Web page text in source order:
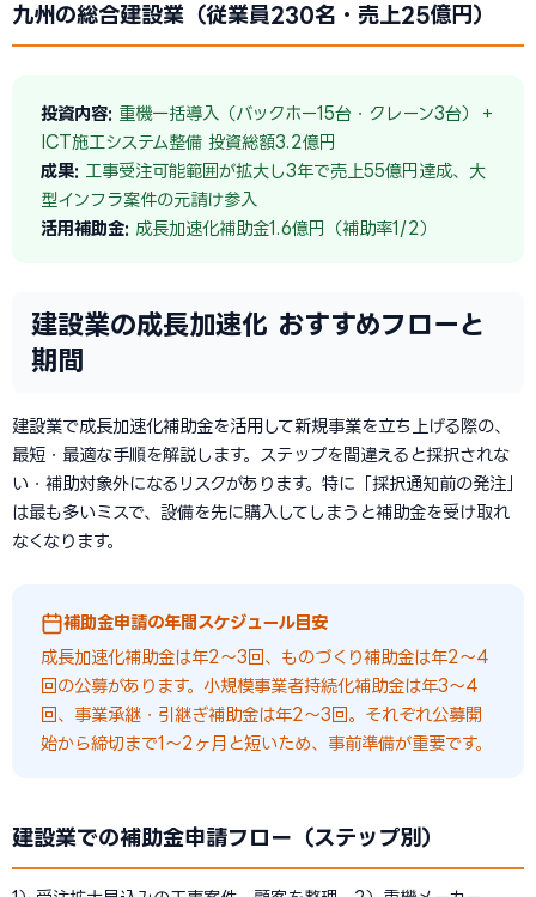
九州の総合建設業（従業員230名・売上25億円）
投資内容: 重機一括導入（バックホー15台・クレーン3台）＋
ICT施工システム整備 投資総額3.2億円
成果: 工事受注可能範囲が拡大し3年で売上55億円達成、大
型インフラ案件の元請け参入
活用補助金: 成長加速化補助金1.6億円（補助率1/2）
建設業の成長加速化 おすすめフローと
期間
建設業で成長加速化補助金を活用して新規事業を立ち上げる際の、
最短・最適な手順を解説します。ステップを間違えると採択されな
い・補助対象外になるリスクがあります。特に「採択通知前の発注」
は最も多いミスで、設備を先に購入してしまうと補助金を受け取れ
なくなります。
補助金申請の年間スケジュール目安
成長加速化補助金は年2〜3回、ものづくり補助金は年2〜4
回の公募があります。小規模事業者持続化補助金は年3〜4
回、事業承継・引継ぎ補助金は年2〜3回。それぞれ公募開
始から締切まで1〜2ヶ月と短いため、事前準備が重要です。
建設業での補助金申請フロー（ステップ別）